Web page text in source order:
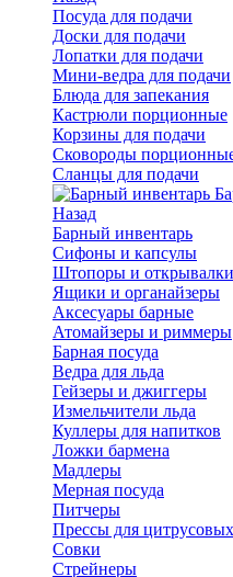
Посуда для подачи
Доски для подачи
Лопатки для подачи
Мини-ведра для подачи
Блюда для запекания
Кастрюли порционные
Корзины для подачи
Сковороды
Сланцы для подачи
Назад
Барный инвентарь
Сифоны и капсулы
Штопоры и открывалки
Ящики и органайзеры
Аксесуары барные
Атомайзеры и риммеры
Барная посуда
Ведра для льда
Гейзеры и джиггеры
Измельчители льда
Куллеры для напитков
Ложки бармена
Мадлеры
Мерная посуда
Питчеры
Прессы для цитрусовых
Совки
Стрейнеры